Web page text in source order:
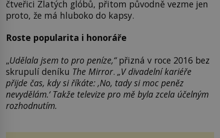
čtveřici Zlatých glóbů, přitom původně vezme jen
proto, že má hluboko do kapsy.
Roste popularita i honoráře
„Udělala jsem to pro peníze,“přizná v roce 2016 bez
skrupulí deníku The Mirror. „V divadelní kariéře
přijde čas, kdy si říkáte: ‚No, tady si moc peněz
nevydělám.‘ Takže televize pro mě byla zcela účelným
rozhodnutím.